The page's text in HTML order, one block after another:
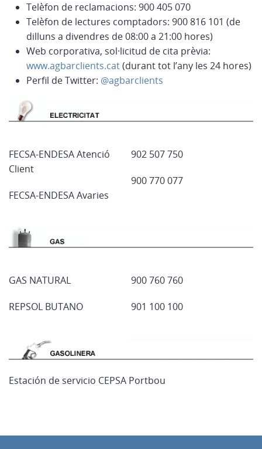
Telèfon de reclamacions: 900 405 070
Telèfon de lectures comptadors: 900 816 101 (de
dilluns a divendres de 08:00 a 21:00 hores)
Web corporativa, sol·licitud de cita prèvia:
www.agbarclients.cat(durant tot l’any les 24 hores)
Perfil de Twitter: @agbarclients
FECSA-ENDESA Atenció
Client
FECSA-ENDESA Avaries
902 507 750
900 770 077
GAS NATURAL
REPSOL BUTANO
900 760 760
901 100 100
Estación de servicio CEPSA Portbou